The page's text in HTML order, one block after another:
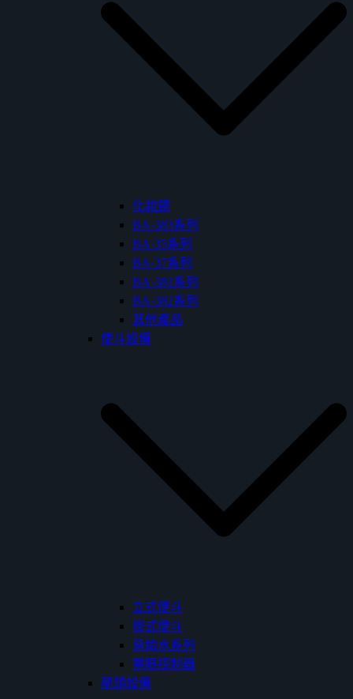
化妝鏡
BA-383系列
BA-35系列
BA-37系列
BA-381系列
BA-382系列
其他產品
便斗設備
立式便斗
掛式便斗
背給水系列
電眼控制器
龍頭設備